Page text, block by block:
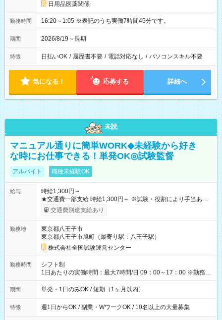
日用品医薬関係
勤務時間 16:20～1:05 ※表記のうち実働7時間45分です。
期間 2026/8/19～長期
特徴 日払いOK / 履歴書不要 / 電話対応なし / パソコンスキル不要
気になる！ 応募する 詳細へ
未読
マニュアル通りに簡単WORK◆未経験から好き
な時にお仕事できる！単発OK◎試験監督
アルバイト 職種未経験OK
給与
時給1,300円～
★交通費一部支給 時給1,300円～ ※試験・役割により手当あり
※勤務回数により昇給あり 【即給（前払い）オプションあ
り！】 希望される場合、勤務から1週間ほどで給与の一部を受け
例】 ・河合塾模擬試験 8:30～17:30（休憩1時間） 時給1,300円
×8時間＝日収10,400円＋交通費 ※当日の役割により時給＋100
円の場合あり ・国家試験 7:00～13:30（休憩なし） 時給1,300
円（役割手当＋100円）×6時間＝日収8,400円＋交通費 【試用期
間】試用期間なし
交通費別途支給あり
勤務地
東京都八王子市
東京都八王子市旭町（最寄り駅：八王子駅）
株式会社全国試験運営センター
勤務時間
シフト制
1日あたりの実働時間：最大7時間/日 09：00～17：00 ※勤務時
間は 試験により異なります。
期間 単発・1日のみOK / 短期（1ヶ月以内）
特徴 週1日からOK / 副業・WワークOK / 10名以上の大量募集